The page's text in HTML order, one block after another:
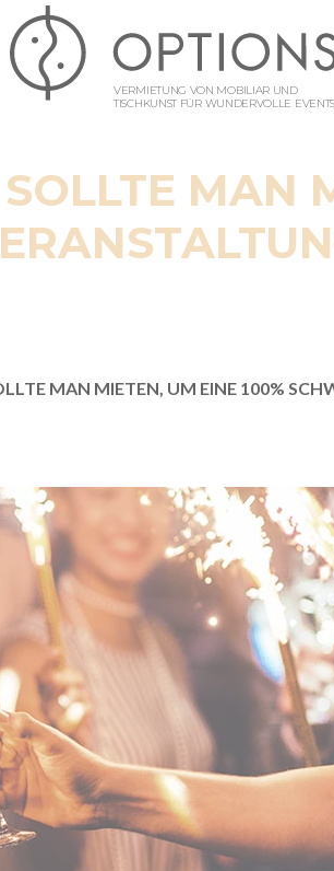
VERMIETUNG VON MOBILIAR UND
TISCHKUNST FÜR WUNDERVOLLE EVENTS
MAN
MAN MIETEN, UM EINE 100%